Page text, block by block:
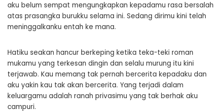
aku belum sempat mengungkapkan kepadamu rasa bersalah
atas prasangka burukku selama ini. Sedang dirimu kini telah
meninggalkanku entah ke mana.
Hatiku seakan hancur berkeping ketika teka-teki roman
mukamu yang terkesan dingin dan selalu murung itu kini
terjawab. Kau memang tak pernah bercerita kepadaku dan
aku yakin kau tak akan bercerita. Yang terjadi dalam
keluargamu adalah ranah privasimu yang tak berhak aku
campuri.